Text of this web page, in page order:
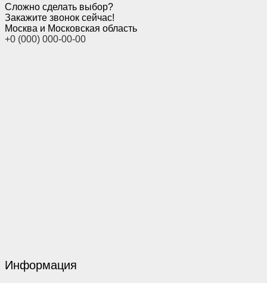
Сложно сделать выбор?
Закажите звонок сейчас!
Москва и Московская область
+0 (000) 000-00-00
Информация